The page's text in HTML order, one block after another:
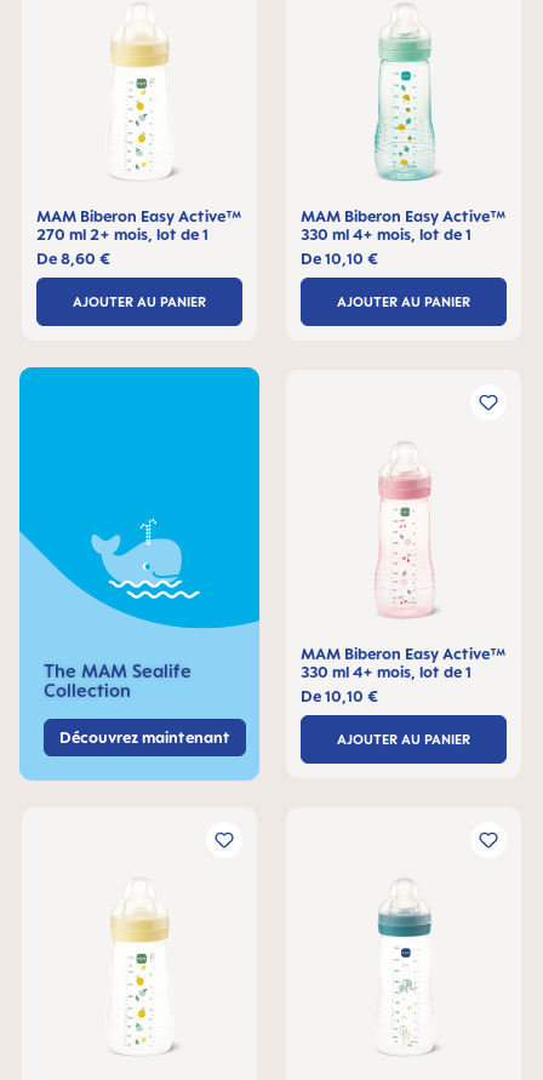
The MAM Sealife
Collection
Découvrez maintenant
MAM Biberon Easy Active™
270 ml 2+ mois, lot de 1
De8,60 €
AJOUTER AU PANIER
MAM Biberon Easy Active™
330 ml 4+ mois, lot de 1
De10,10 €
AJOUTER AU PANIER
MAM Biberon Easy Active™
330 ml 4+ mois, lot de 1
De10,10 €
AJOUTER AU PANIER